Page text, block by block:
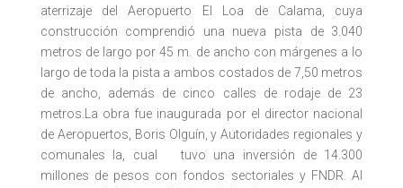
aterrizaje del Aeropuerto El Loa de Calama, cuya
construcción comprendió una nueva pista de 3.040
metros de largo por 45 m. de ancho con márgenes a lo
largo de toda la pista a ambos costados de 7,50 metros
de ancho, además de cinco calles de rodaje de 23
metros.La obra fue inaugurada por el director nacional
de Aeropuertos, Boris Olguín, y Autoridades regionales y
comunales la, cual tuvo una inversión de 14.300
millones de pesos con fondos sectoriales y FNDR. Al